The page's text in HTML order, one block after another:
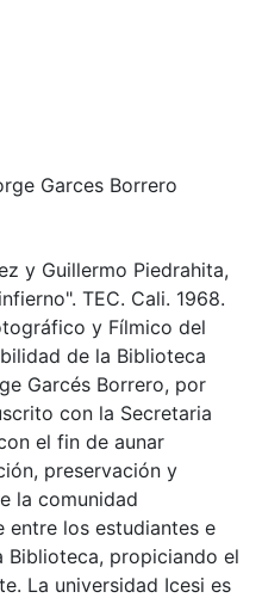
Garces Borrero
y Guillermo Piedrahita,
TEC. Cali. 1968.
y Fílmico del
de la Biblioteca
Garcés Borrero, por
con la Secretaria
el fin de aunar
preservación y
la comunidad
entre los estudiantes e
Biblioteca, propiciando el
La universidad Icesi es